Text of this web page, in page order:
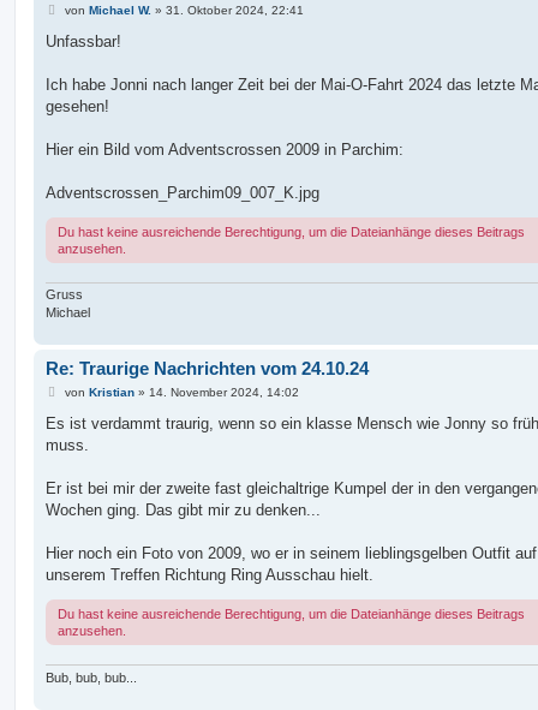
B
i
a
von Michael W. » 31. Oktober 2024, 22:41
Unfassbar!
Ich habe Jonni nach langer Zeit bei der Mai-O-Fahrt 2024 das letzte
gesehen!
Hier ein Bild vom Adventscrossen 2009 in Parchim:
Adventscrossen_Parchim09_007_K.jpg
Du hast keine ausreichende Berechtigung, um die Dateianhänge dieses Beitrags
anzusehen.
Gruss
Michael
Re: Traurige Nachrichten vom 24.10.24
B
i
r
von Kristian» 14. November 2024, 14:02
Es ist verdammt traurig, wenn so ein klasse Mensch wie Jonny so
muss.
Er ist bei mir der zweite fast gleichaltrige Kumpel der in den
Wochen ging. Das gibt mir zu denken...
Hier noch ein Foto von 2009, wo er in seinem lieblingsgelben Outfit auf
unserem Treffen Richtung Ring Ausschau hielt.
Du hast keine ausreichende Berechtigung, um die Dateianhänge dieses Beitrags
anzusehen.
Bub, bub, bub...